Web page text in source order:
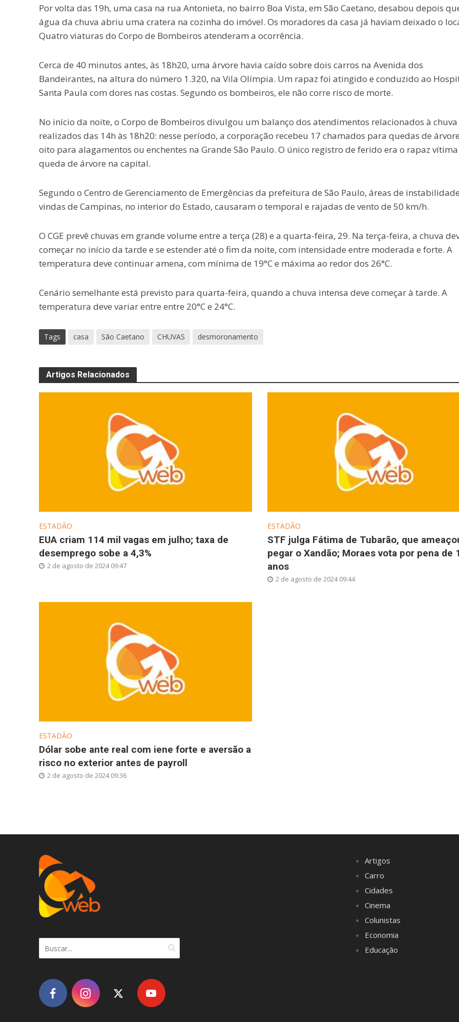
Por volta das 19h, uma casa na rua Antonieta, no bairro Boa Vista, em São Caetano, desabou depois
água da chuva abriu uma cratera na cozinha do imóvel. Os moradores da casa já haviam deixado o
Quatro viaturas do Corpo de Bombeiros atenderam a ocorrência.
Cerca de 40 minutos antes, às 18h20, uma árvore havia caído sobre dois carros na Avenida dos
Bandeirantes, na altura do número 1.320, na Vila Olímpia. Um rapaz foi atingido e conduzido ao
Santa Paula com dores nas costas. Segundo os bombeiros, ele não corre risco de morte.
No início da noite, o Corpo de Bombeiros divulgou um balanço dos atendimentos relacionados à chuva
realizados das 14h às 18h20: nesse período, a corporação recebeu 17 chamados para quedas de
oito para alagamentos ou enchentes na Grande São Paulo. O único registro de ferido era o rapaz
queda de árvore na capital.
Segundo o Centro de Gerenciamento de Emergências da prefeitura de São Paulo, áreas de
vindas de Campinas, no interior do Estado, causaram o temporal e rajadas de vento de 50 km/h.
O CGE prevê chuvas em grande volume entre a terça (28) e a quarta-feira, 29. Na terça-feira, a chuva
começar no início da tarde e se estender até o fim da noite, com intensidade entre moderada e forte. A
temperatura deve continuar amena, com mínima de 19°C e máxima ao redor dos 26°C.
Cenário semelhante está previsto para quarta-feira, quando a chuva intensa deve começar à tarde. A
temperatura deve variar entre entre 20°C e 24°C.
Tags casa São Caetano CHUVAS desmoronamento
Artigos Relacionados
ESTADÃO
EUA criam 114 mil vagas em julho; taxa de
desemprego sobe a 4,3%
2 de agosto de 2024 09:47
ESTADÃO
STF julga Fátima de Tubarão, que
pegar o Xandão; Moraes vota por pena de
anos
2 de agosto de 2024 09:44
ESTADÃO
Dólar sobe ante real com iene forte e aversão a
risco no exterior antes de payroll
2 de agosto de 2024 09:36
Artigos
Carro
Cidades
Cinema
Colunistas
Economia
Educação